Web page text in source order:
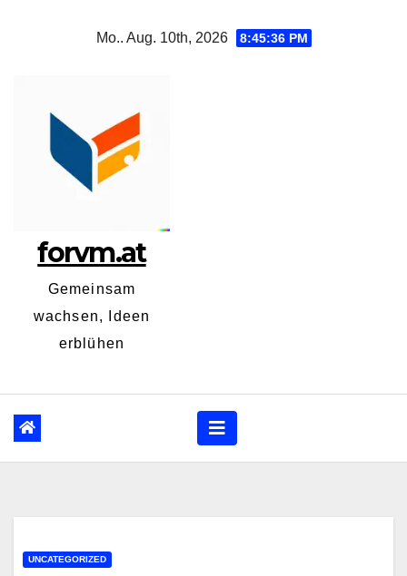
Mo.. Aug. 10th, 2026 8:45:36 PM
forvm.at
Gemeinsam
wachsen, Ideen
erblühen
UNCATEGORIZED